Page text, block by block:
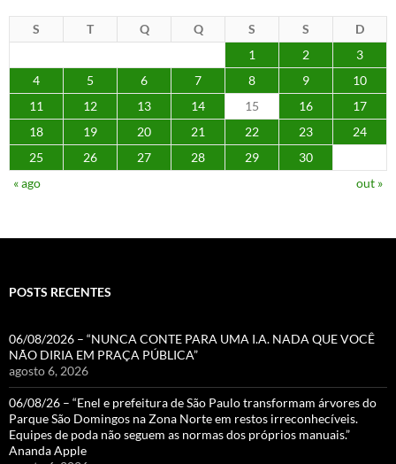
S T Q Q S S
D
1
2
3
4
5 6 7 8 9
10
11
12 13 14 15 16
17
18
19 20 21 22 23
24
25
26 27 28 29
30
« ago
out »
POSTS RECENTES
06/08/2026 – “NUNCA CONTE PARA UMA I.A. NADA QUE VOCÊ
NÃO DIRIA EM PRAÇA PÚBLICA”
agosto 6, 2026
06/08/26 – “Enel e prefeitura de São Paulo transformam árvores do
Parque São Domingos na Zona Norte em restos irreconhecíveis.
Equipes de poda não seguem as normas dos próprios manuais.”
Ananda Apple